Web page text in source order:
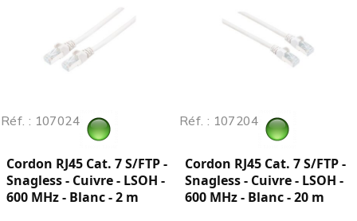
Réf. : 107024
Cordon RJ45 Cat. 7 S/FTP -
Snagless - Cuivre - LSOH -
600 MHz - Blanc - 2 m
Réf. : 107204
Cordon RJ45 Cat. 7 S/FTP -
Snagless - Cuivre - LSOH -
600 MHz - Blanc - 20 m